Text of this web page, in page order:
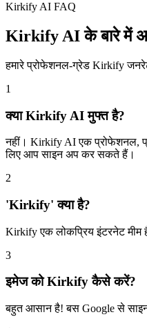
Kirkify AI FAQ
Kirkify AI के बारे में
हमारे प्रोफेशनल-ग्रेड Kirkify
1
क्या Kirkify AI मुफ्त है?
नहीं। Kirkify AI एक प्रोफेशनल,
लिए आप साइन अप कर सकते हैं।
2
'Kirkify' क्या है?
Kirkify एक लोकप्रिय इंटरनेट मीम
3
इमेज को Kirkify कैसे करें?
बहुत आसान है! बस Google से